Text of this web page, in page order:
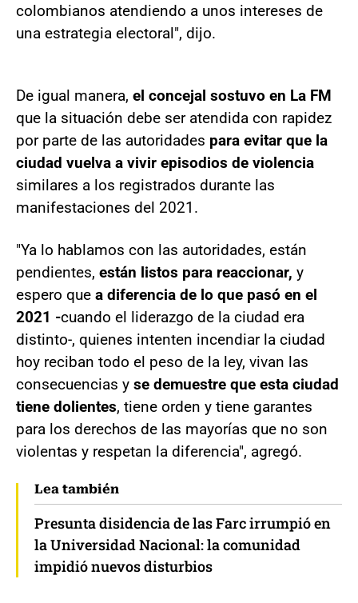
colombianos atendiendo a unos intereses de
una estrategia electoral", dijo.
De igual manera, el concejal sostuvo en La FM
que la situación debe ser atendida con rapidez
por parte de las autoridades para evitar que la
ciudad vuelva a vivir episodios de violencia
similares a los registrados durante las
manifestaciones del 2021.
"Ya lo hablamos con las autoridades, están
pendientes, están listos para reaccionar, y
espero que a diferencia de lo que pasó en el
2021 -cuando el liderazgo de la ciudad era
distinto-, quienes intenten incendiar la ciudad
hoy reciban todo el peso de la ley, vivan las
consecuencias y se demuestre que esta ciudad
tiene dolientes, tiene orden y tiene garantes
para los derechos de las mayorías que no son
violentas y respetan la diferencia", agregó.
Lea también
Presunta disidencia de las Farc irrumpió en
la Universidad Nacional: la comunidad
impidió nuevos disturbios